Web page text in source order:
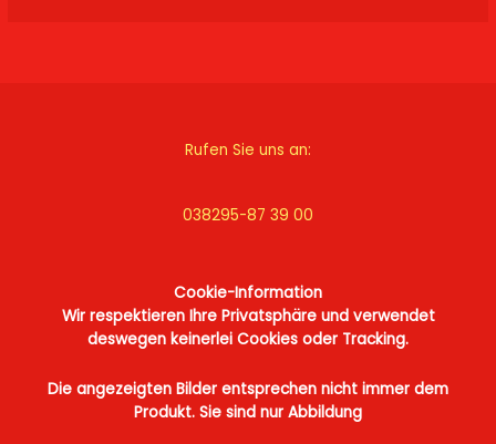
Rufen Sie uns an:
038295-87 39 00
Cookie-Information
Wir respektieren Ihre Privatsphäre und verwendet
deswegen keinerlei Cookies oder Tracking.
Die angezeigten Bilder entsprechen nicht immer dem
Produkt. Sie sind nur Abbildung